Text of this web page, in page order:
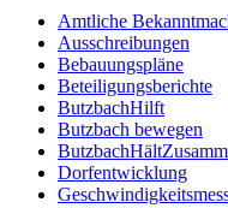
Amtliche
Ausschreibungen
Bebauungspläne
Beteiligungsberichte
ButzbachHilft
Butzbach bewegen
Dorfentwicklung